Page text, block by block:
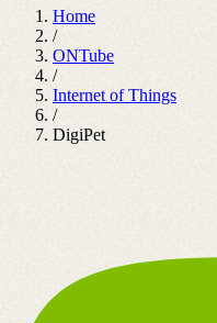
Home
/
ONTube
/
Internet of Things
/
DigiPet